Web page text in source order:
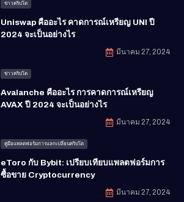
ข่าวคริปโต
Uniswap คืออะไร คาดการณ์เหรียญ UNI ปี
2024 จะเป็นอย่างไร
มีนาคม 27, 2024
ข่าวคริปโต
Avalanche คืออะไร การคาดการณ์เหรียญ
AVAX ปี 2024 จะเป็นอย่างไร
มีนาคม 27, 2024
คู่มือแพลตฟอร์มการแลกเปลี่ยนคริปโต
eToro กับ Bybit: เปรียบเทียบแพลตฟอร์มการ
ซื้อขาย Cryptocurrency
มีนาคม 27, 2024